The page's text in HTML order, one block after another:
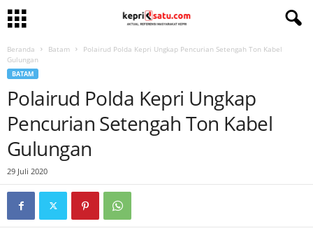
Beranda Batam
Polairud Polda Kepri Ungkap Pencurian Setengah Ton Kabel
Gulungan
BATAM
Polairud Polda Kepri Ungkap
Pencurian Setengah Ton Kabel
Gulungan
29 Juli 2020